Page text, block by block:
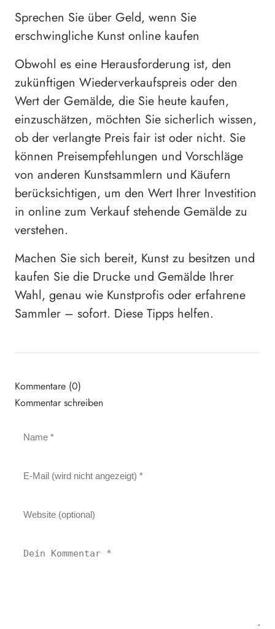
Sprechen Sie über Geld, wenn Sie
erschwingliche Kunst online kaufen
Obwohl es eine Herausforderung ist, den
zukünftigen Wiederverkaufspreis oder den
Wert der Gemälde, die Sie heute kaufen,
einzuschätzen, möchten Sie sicherlich wissen,
ob der verlangte Preis fair ist oder nicht. Sie
können Preisempfehlungen und Vorschläge
von anderen Kunstsammlern und Käufern
berücksichtigen, um den Wert Ihrer Investition
in online zum Verkauf stehende Gemälde zu
verstehen.
Machen Sie sich bereit, Kunst zu besitzen und
kaufen Sie die Drucke und Gemälde Ihrer
Wahl, genau wie Kunstprofis oder erfahrene
Sammler – sofort. Diese Tipps helfen.
Kommentare (0)
Kommentar schreiben